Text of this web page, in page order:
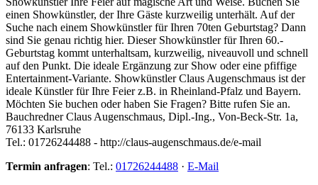
einen Showkünstler, der Ihre Gäste kurzweilig unterhält. Auf der
Suche nach einem Showkünstler für Ihren 70ten Geburtstag? Dann
sind Sie genau richtig hier. Dieser Showkünstler für Ihren 60.-
Geburtstag kommt unterhaltsam, kurzweilig, niveauvoll und schnell
auf den Punkt. Die ideale Ergänzung zur Show oder eine pfiffige
Entertainment-Variante. Showkünstler Claus Augenschmaus ist der
ideale Künstler für Ihre Feier z.B. in Rheinland-Pfalz und Bayern.
Möchten Sie buchen oder haben Sie Fragen? Bitte rufen Sie an.
Bauchredner Claus Augenschmaus, Dipl.-Ing., Von-Beck-Str. 1a,
76133 Karlsruhe
Tel.: 01726244488 - http://claus-augenschmaus.de/e-mail
Termin anfragen: Tel.: 01726244488 · E-Mail